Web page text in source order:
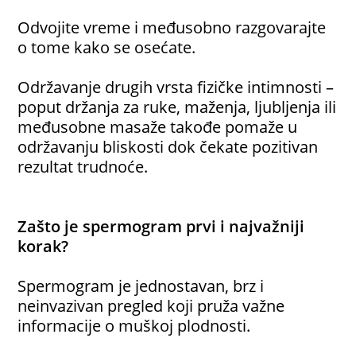
Odvojite vreme i međusobno razgovarajte
o tome kako se osećate.
Održavanje drugih vrsta fizičke intimnosti –
poput držanja za ruke, maženja, ljubljenja ili
međusobne masaže takođe pomaže u
održavanju bliskosti dok čekate pozitivan
rezultat trudnoće.
Zašto je spermogram prvi i najvažniji
korak?
Spermogram je jednostavan, brz i
neinvazivan pregled koji pruža važne
informacije o muškoj plodnosti.